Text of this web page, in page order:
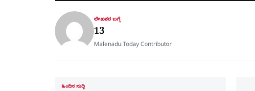
ಲೇಖಕರ ಬಗ್ಗೆ
13
Malenadu Today Contributor
ಹಿಂದಿನ ಸುದ್ದಿ